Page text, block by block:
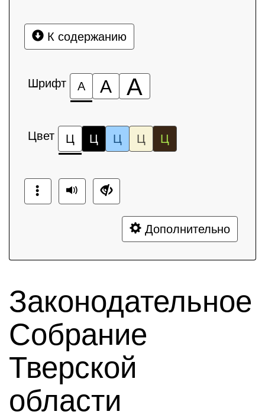
К содержанию
Шрифт А А А
Цвет Ц Ц Ц Ц Ц
Дополнительно
Законодательное
Собрание
Тверской
области